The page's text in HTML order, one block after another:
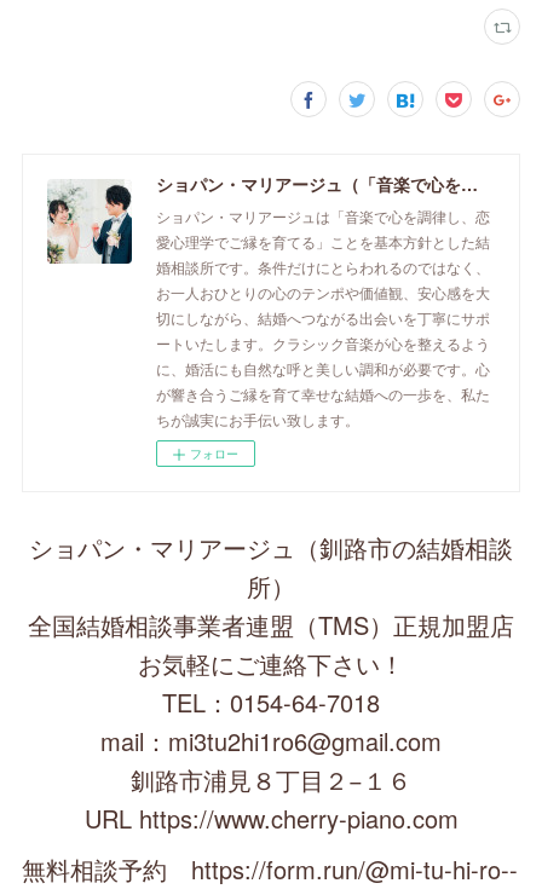
ショパン・マリアージュ（「音楽で心を調律し恋愛心理学でご縁を育てる」釧路市の結婚相談所）/ 全国結婚相談事業者連盟正規加盟店 / cherry-piano.com
ショパン・マリアージュは「音楽で心を調律し、恋
愛心理学でご縁を育てる」ことを基本方針とした結
婚相談所です。条件だけにとらわれるのではなく、
お一人おひとりの心のテンポや価値観、安心感を大
切にしながら、結婚へつながる出会いを丁寧にサポ
ートいたします。クラシック音楽が心を整えるよう
に、婚活にも自然な呼と美しい調和が必要です。心
が響き合うご縁を育て幸せな結婚への一歩を、私た
ちが誠実にお手伝い致します。
フォロー
ショパン・マリアージュ（釧路市の結婚相談
所）
全国結婚相談事業者連盟（TMS）正規加盟店
お気軽にご連絡下さい！
TEL：0154-64-7018
mail：mi3tu2hi1ro6@gmail.com
釧路市浦見８丁目２−１６
URL https://www.cherry-piano.com
無料相談予約 https://form.run/@mi-tu-hi-ro--